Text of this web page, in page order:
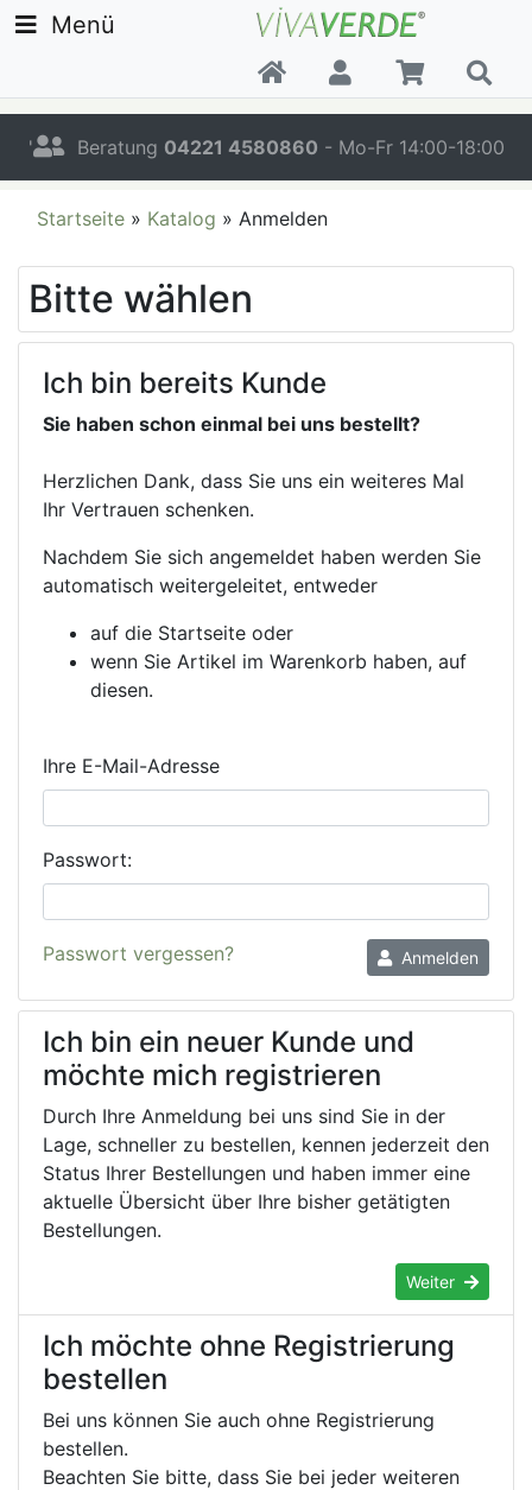
' Beratung 04221 4580860 - Mo-Fr 14:00-18:00
Menü
Startseite » Katalog » Anmelden
Bitte wählen
Ich bin bereits Kunde
Sie haben schon einmal bei uns bestellt?
Herzlichen Dank, dass Sie uns ein weiteres Mal
Ihr Vertrauen schenken.
Nachdem Sie sich angemeldet haben werden Sie
automatisch weitergeleitet, entweder
auf die Startseite oder
wenn Sie Artikel im Warenkorb haben, auf
diesen.
Ihre E-Mail-Adresse
Passwort:
Passwort vergessen? Anmelden
Ich bin ein neuer Kunde und
möchte mich registrieren
Durch Ihre Anmeldung bei uns sind Sie in der
Lage, schneller zu bestellen, kennen jederzeit den
Status Ihrer Bestellungen und haben immer eine
aktuelle Übersicht über Ihre bisher getätigten
Bestellungen.
Weiter
Ich möchte ohne Registrierung
bestellen
Bei uns können Sie auch ohne Registrierung
bestellen.
Beachten Sie bitte, dass Sie bei jeder weiteren